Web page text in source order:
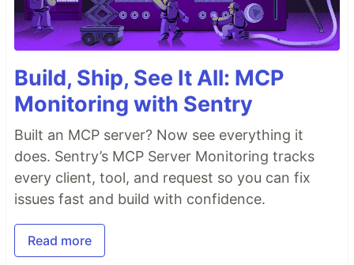
Build, Ship, See It All: MCP
Monitoring with Sentry
Built an MCP server? Now see everything it
does. Sentry’s MCP Server Monitoring tracks
every client, tool, and request so you can fix
issues fast and build with confidence.
Read more